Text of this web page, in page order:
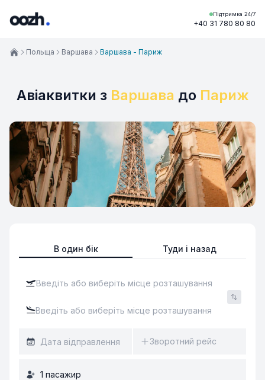
Підтримка 24/7
+40 31 780 80 80
Авіаквитки з Варшава до Париж
В один бік Туди і назад
Зворотний рейс
1 пасажир
Польща Варшава Варшава - Париж